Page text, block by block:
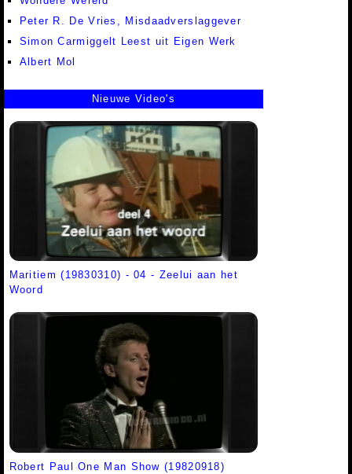
Peter R. De Vries, Misdaadverslaggever
Simon Carmiggelt Leest uit Eigen Werk
Albert Mol
Nieuwe Video's
Maritiem (19830310) - 04 - Zeelui aan het
Woord
Robert Paul One Man Show (19820918)